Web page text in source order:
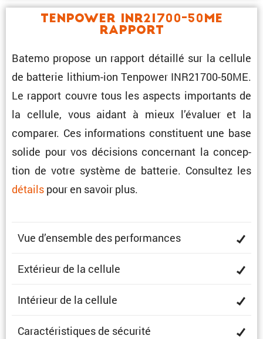
Tenpower INR21700-50ME
Rapport
Batemo propose un rapport détaillé sur la cellule
de batterie lithium-ion Tenpower INR21700-50ME.
Le rapport couvre tous les aspects impor­tants de
la cellule, vous aidant à mieux l’éva­luer et la
comparer. Ces infor­ma­tions consti­tuent une base
solide pour vos décisions concer­nant la concep­
tion de votre système de batterie. Consultez les
détails pour en savoir plus.
Vue d’ensemble des performances
Extérieur de la cellule
Intérieur de la cellule
Carac­té­ris­tiques de sécurité